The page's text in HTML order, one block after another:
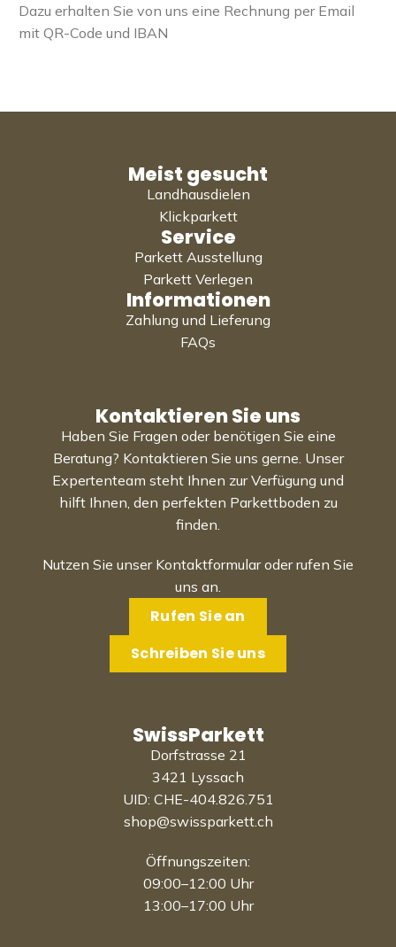
Dazu erhalten Sie von uns eine Rechnung per Email
mit QR-Code und IBAN
Meist gesucht
Landhausdielen
Klickparkett
Service
Parkett Ausstellung
Parkett Verlegen
Informationen
Zahlung und Lieferung
FAQs
Kontaktieren Sie uns
Haben Sie Fragen oder benötigen Sie eine
Beratung? Kontaktieren Sie uns gerne. Unser
Expertenteam steht Ihnen zur Verfügung und
hilft Ihnen, den perfekten Parkettboden zu
finden.
Nutzen Sie unser Kontaktformular oder rufen Sie
uns an.
Rufen Sie an
Schreiben Sie uns
SwissParkett
Dorfstrasse 21
3421 Lyssach
UID: CHE-404.826.751
shop@swissparkett.ch
Öffnungszeiten:
09:00–12:00 Uhr
13:00–17:00 Uhr